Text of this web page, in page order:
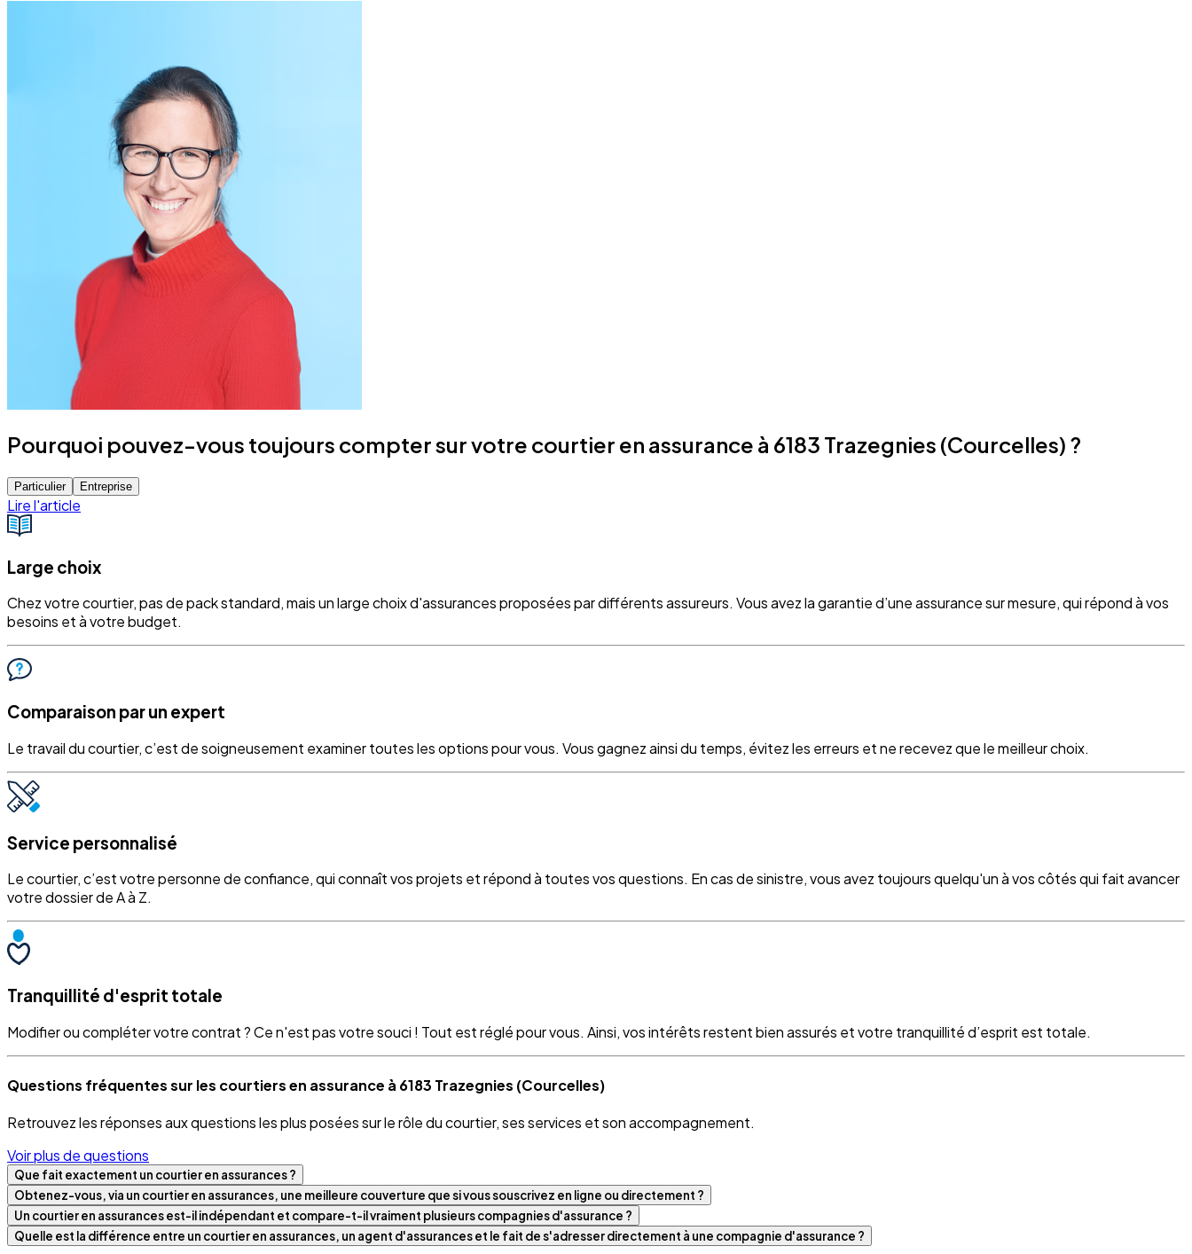
Pourquoi pouvez-vous toujours compter sur votre courtier en assurance à 6183 Trazegnies (Courcelles) ?
Particulier Entreprise
Lire l'article
Large choix
Chez votre courtier, pas de pack standard, mais un large choix d'assurances proposées par différents assureurs. Vous avez la garantie d’une assurance sur mesure, qui répond à vos
besoins et à votre budget.
Comparaison par un expert
Le travail du courtier, c’est de soigneusement examiner toutes les options pour vous. Vous gagnez ainsi du temps, évitez les erreurs et ne recevez que le meilleur choix.
Service personnalisé
Le courtier, c’est votre personne de confiance, qui connaît vos projets et répond à toutes vos questions. En cas de sinistre, vous avez toujours quelqu'un à vos côtés qui fait avancer
votre dossier de A à Z.
Tranquillité d'esprit totale
Modifier ou compléter votre contrat ? Ce n'est pas votre souci ! Tout est réglé pour vous. Ainsi, vos intérêts restent bien assurés et votre tranquillité d’esprit est totale.
Questions fréquentes sur les courtiers en assurance à 6183 Trazegnies (Courcelles)
Retrouvez les réponses aux questions les plus posées sur le rôle du courtier, ses services et son accompagnement.
Voir plus de questions
Que fait exactement un courtier en assurances ?
Obtenez-vous, via un courtier en assurances, une meilleure couverture que si vous souscrivez en ligne ou directement ?
Un courtier en assurances est-il indépendant et compare-t-il vraiment plusieurs compagnies d'assurance ?
Quelle est la différence entre un courtier en assurances, un agent d'assurances et le fait de s'adresser directement à une compagnie d'assurance ?